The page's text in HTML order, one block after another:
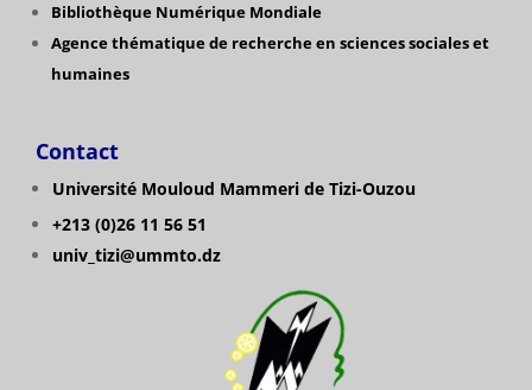
Bibliothèque Numérique Mondiale
Agence thématique de recherche en sciences sociales et
humaines
Contact
Université Mouloud Mammeri de Tizi-Ouzou
+213 (0)26 11 56 51
univ_tizi@ummto.dz